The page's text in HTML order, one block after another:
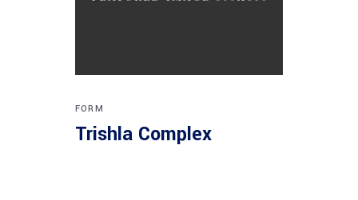
FORM
Trishla Complex